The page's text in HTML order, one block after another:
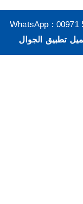
WhatsApp : 00971
تطبيق الجوال